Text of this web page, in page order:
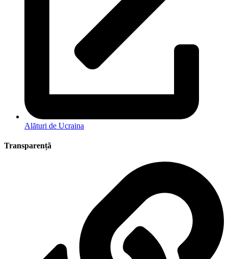
Alături de Ucraina
Transparență